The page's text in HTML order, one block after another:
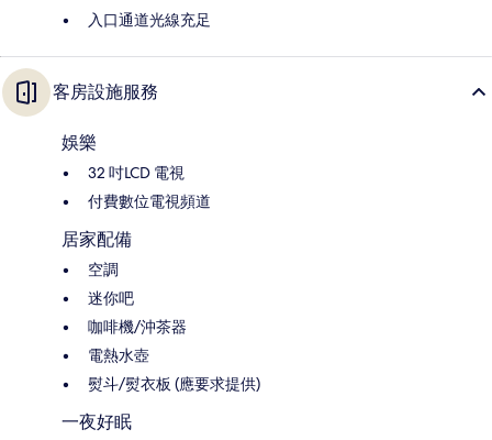
入口通道光線充足
客房設施服務
娛樂
32 吋LCD 電視
付費數位電視頻道
居家配備
空調
迷你吧
咖啡機/沖茶器
電熱水壺
熨斗/熨衣板 (應要求提供)
一夜好眠